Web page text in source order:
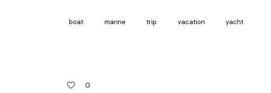
boat marine trip vacation yacht
0